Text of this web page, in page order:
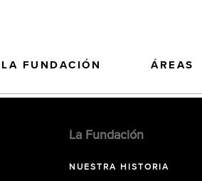
LA FUNDACIÓN ÁREAS
La Fundación
NUESTRA HISTORIA